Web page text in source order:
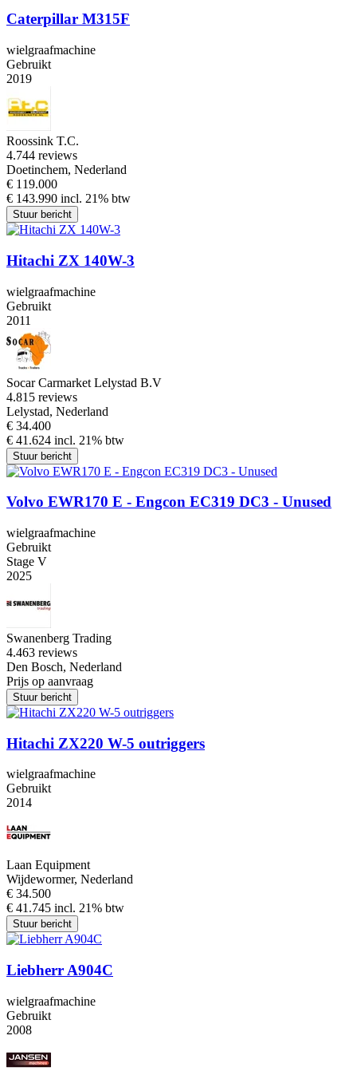
Caterpillar M315F
wielgraafmachine
Gebruikt
2019
Roossink T.C.
4.744 reviews
Doetinchem, Nederland
€ 119.000
€ 143.990 incl. 21% btw
Stuur bericht
Hitachi ZX 140W-3
wielgraafmachine
Gebruikt
2011
Socar Carmarket Lelystad B.V
4.815 reviews
Lelystad, Nederland
€ 34.400
€ 41.624 incl. 21% btw
Stuur bericht
Volvo EWR170 E - Engcon EC319 DC3 - Unused
wielgraafmachine
Gebruikt
Stage V
2025
Swanenberg Trading
4.463 reviews
Den Bosch, Nederland
Prijs op aanvraag
Stuur bericht
Hitachi ZX220 W-5 outriggers
wielgraafmachine
Gebruikt
2014
Laan Equipment
Wijdewormer, Nederland
€ 34.500
€ 41.745 incl. 21% btw
Stuur bericht
Liebherr A904C
wielgraafmachine
Gebruikt
2008